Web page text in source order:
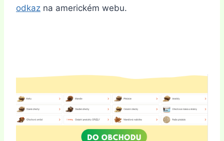
odkaz na americkém webu.